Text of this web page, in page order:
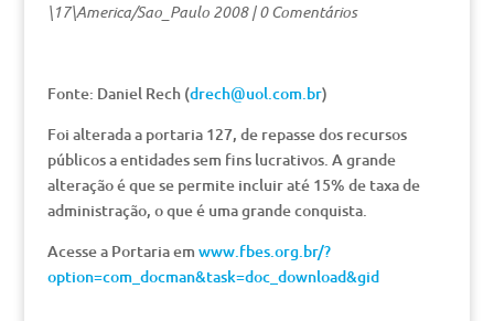
\17\America/Sao_Paulo 2008|0 Comentários
Fonte: Daniel Rech (drech@uol.com.br)
Foi alterada a portaria 127, de repasse dos recursos
públicos a entidades sem fins lucrativos. A grande
alteração é que se permite incluir até 15% de taxa de
administração, o que é uma grande conquista.
Acesse a Portaria em www.fbes.org.br/?
option=com_docman&task=doc_download&gid